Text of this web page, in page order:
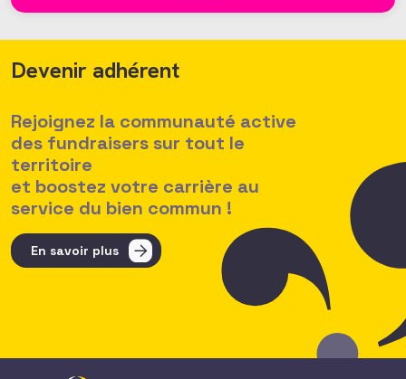
Devenir adhérent
Rejoignez la communauté active
des fundraisers sur tout le
territoire
et boostez votre carrière au
service du bien commun !
En savoir plus